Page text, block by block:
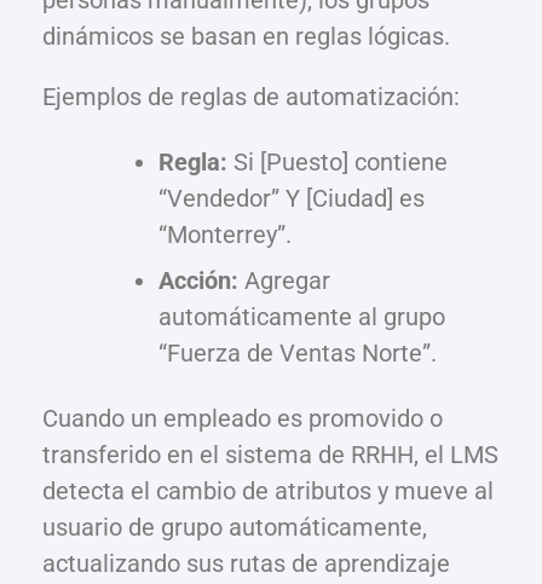
dinámicos se basan en reglas lógicas.
Ejemplos de reglas de automatización:
Regla: Si [Puesto] contiene
“Vendedor” Y [Ciudad] es
“Monterrey”.
Acción: Agregar
automáticamente al grupo
“Fuerza de Ventas Norte”.
Cuando un empleado es promovido o
transferido en el sistema de RRHH, el LMS
detecta el cambio de atributos y mueve al
usuario de grupo automáticamente,
actualizando sus rutas de aprendizaje